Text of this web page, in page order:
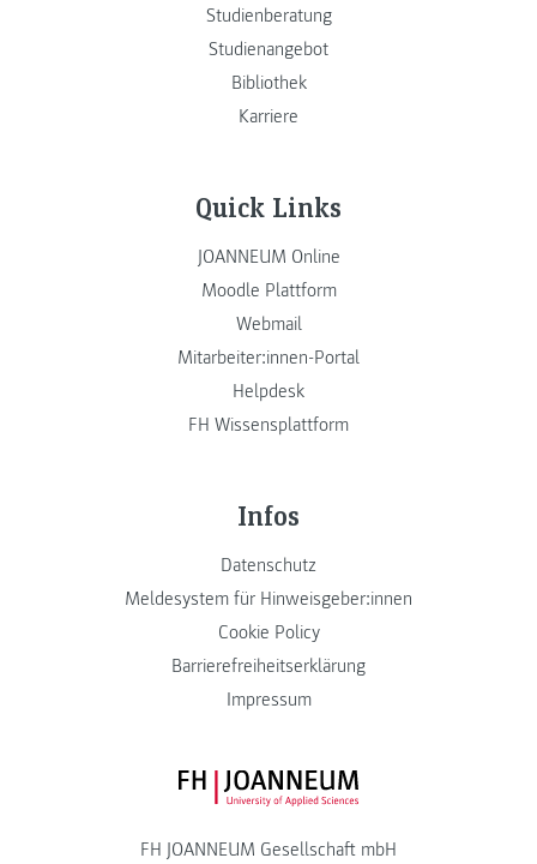
Studienberatung
Studienangebot
Bibliothek
Karriere
Quick Links
JOANNEUM Online
Moodle Plattform
Webmail
Mitarbeiter:innen-Portal
Helpdesk
FH Wissensplattform
Infos
Datenschutz
Meldesystem für Hinweisgeber:innen
Cookie Policy
Barrierefreiheitserklärung
Impressum
FH JOANNEUM Logo
FH JOANNEUM Gesellschaft mbH